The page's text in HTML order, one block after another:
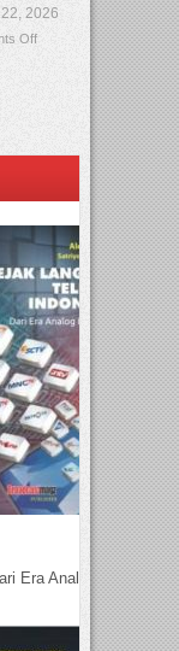
2026
Off
Era Analog